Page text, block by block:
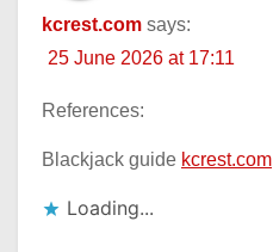
kcrest.com says:
25 June 2026 at 17:11
References:
Blackjack guide kcrest.com
Loading...